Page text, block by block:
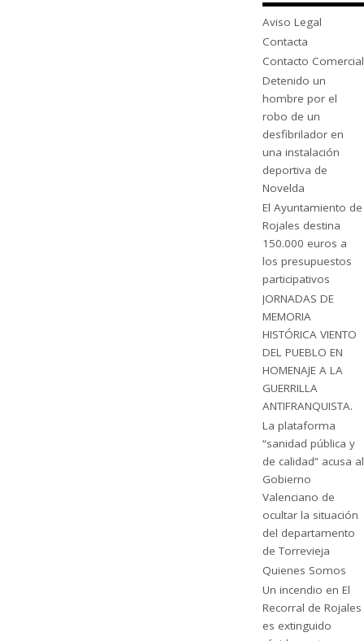
Aviso Legal
Contacta
Contacto Comercial
Detenido un
hombre por el
robo de un
desfibrilador en
una instalación
deportiva de
Novelda
El Ayuntamiento de
Rojales destina
150.000 euros a
los presupuestos
participativos
JORNADAS DE
MEMORIA
HISTÓRICA VIENTO
DEL PUEBLO EN
HOMENAJE A LA
GUERRILLA
ANTIFRANQUISTA.
La plataforma
“sanidad pública y
de calidad” acusa al
Gobierno
Valenciano de
ocultar la situación
del departamento
de Torrevieja
Quienes Somos
Un incendio en El
Recorral de Rojales
es extinguido